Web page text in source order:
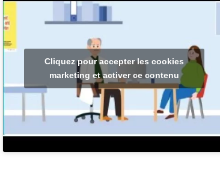
Cliquez pour accepter les cookies
marketing et activer ce contenu